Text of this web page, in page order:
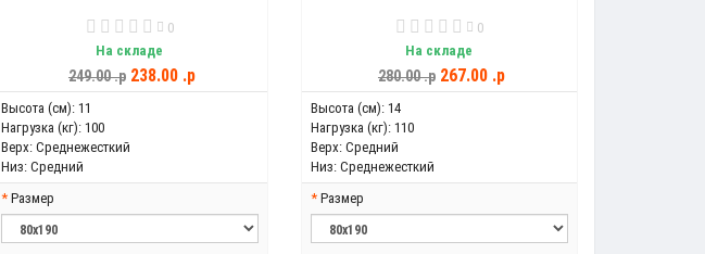
0
На складе
249.00 .p 238.00 .p
Высота (см): 11
Нагрузка (кг): 100
Верх: Среднежесткий
Низ: Средний
Размер
0
На складе
280.00 .p 267.00 .p
Высота (см): 14
Нагрузка (кг): 110
Верх: Средний
Низ: Среднежесткий
Размер